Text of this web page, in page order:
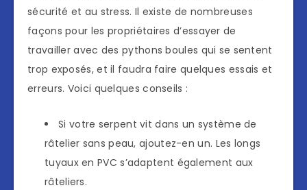
sécurité et au stress. Il existe de nombreuses
façons pour les propriétaires d’essayer de
travailler avec des pythons boules qui se sentent
trop exposés, et il faudra faire quelques essais et
erreurs. Voici quelques conseils :
Si votre serpent vit dans un système de
râtelier sans peau, ajoutez-en un. Les longs
tuyaux en PVC s’adaptent également aux
râteliers.